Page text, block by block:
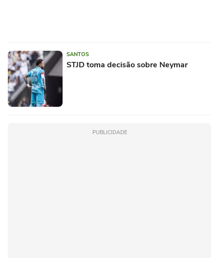
SANTOS
STJD toma decisão sobre Neymar
PUBLICIDADE